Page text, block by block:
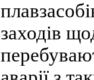
заходів